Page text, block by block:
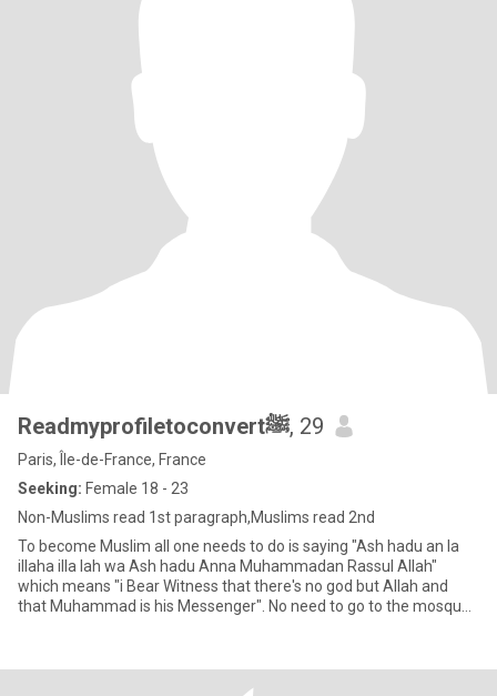
Readmyprofiletoconvertﷺ, 29
Paris, Île-de-France, France
Seeking: Female 18 - 23
Non-Muslims read 1st paragraph,Muslims read 2nd
To become Muslim all one needs to do is saying "Ash hadu an la
illaha illa lah wa Ash hadu Anna Muhammadan Rassul Allah"
which means "i Bear Witness that there's no god but Allah and
that Muhammad is his Messenger". No need to go to the mosque,